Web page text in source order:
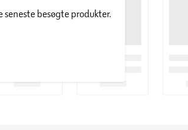
seneste besøgte produkter.